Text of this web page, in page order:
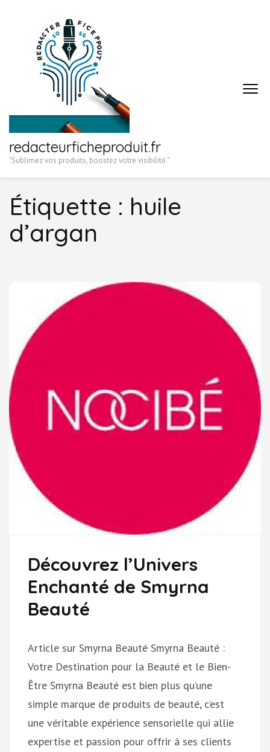
redacteurficheproduit.fr
"Sublimez vos produits, boostez votre visibilité."
Étiquette : huile
d’argan
Découvrez l’Univers
Enchanté de Smyrna
Beauté
Article sur Smyrna Beauté Smyrna Beauté :
Votre Destination pour la Beauté et le Bien-
Être Smyrna Beauté est bien plus qu’une
simple marque de produits de beauté, c’est
une véritable expérience sensorielle qui allie
expertise et passion pour offrir à ses clients